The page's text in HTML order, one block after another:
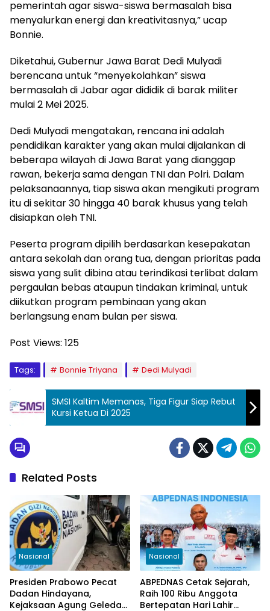
pemerintah agar siswa-siswa bermasalah bisa
menyalurkan energi dan kreativitasnya,” ucap
Bonnie.
Diketahui, Gubernur Jawa Barat Dedi Mulyadi
berencana untuk “menyekolahkan” siswa
bermasalah di Jabar agar dididik di barak militer
mulai 2 Mei 2025.
Dedi Mulyadi mengatakan, rencana ini adalah
pendidikan karakter yang akan mulai dijalankan di
beberapa wilayah di Jawa Barat yang dianggap
rawan, bekerja sama dengan TNI dan Polri. Dalam
pelaksanaannya, tiap siswa akan mengikuti program
itu di sekitar 30 hingga 40 barak khusus yang telah
disiapkan oleh TNI.
Peserta program dipilih berdasarkan kesepakatan
antara sekolah dan orang tua, dengan prioritas pada
siswa yang sulit dibina atau terindikasi terlibat dalam
pergaulan bebas ataupun tindakan kriminal, untuk
diikutkan program pembinaan yang akan
berlangsung enam bulan per siswa.
Post Views: 125
Tags: Bonnie Triyana Dedi Mulyadi
SMSI Kaltim Memanas, Tiga Figur Siap Rebut
Kursi Ketua Di 2025
Related Posts
Nasional
Presiden Prabowo Pecat
Dadan Hindayana,
Kejaksaan Agung Geledah
Nasional
ABPEDNAS Cetak Sejarah,
Raih 100 Ribu Anggota
Bertepatan Hari Lahir